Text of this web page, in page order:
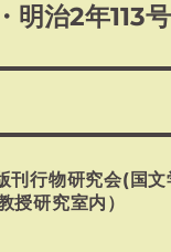
明治2年113号
刊行物研究会(国文
授研究室内）